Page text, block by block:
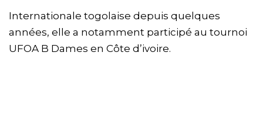
Internationale togolaise depuis quelques
années, elle a notamment participé au tournoi
UFOA B Dames en Côte d’ivoire.